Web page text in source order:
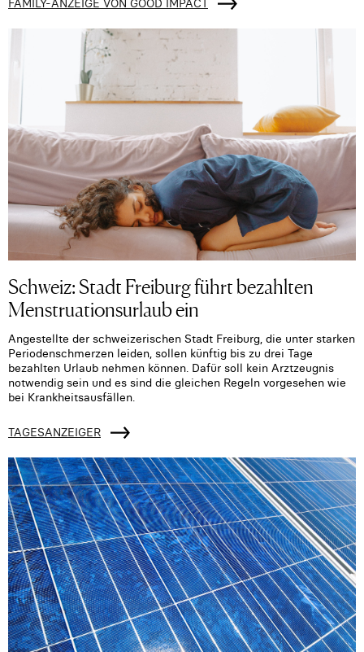
FAMILY-ANZEIGE VON GOOD IMPACT
Schweiz: Stadt Freiburg führt bezahlten
Menstruationsurlaub ein
Angestellte der schweizerischen Stadt Freiburg, die unter starken
Periodenschmerzen leiden, sollen künftig bis zu drei Tage
bezahlten Urlaub nehmen können. Dafür soll kein Arztzeugnis
notwendig sein und es sind die gleichen Regeln vorgesehen wie
bei Krankheitsausfällen.
TAGESANZEIGER